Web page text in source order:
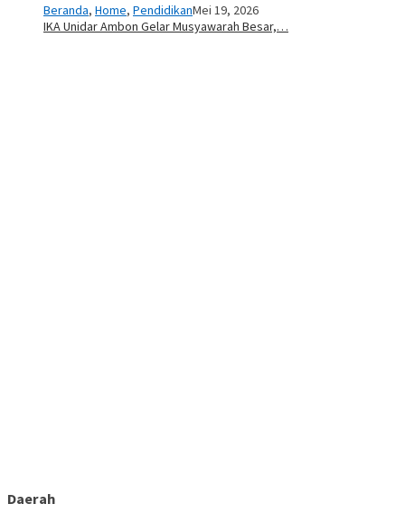
Beranda, Home, PendidikanMei 19, 2026
IKA Unidar Ambon Gelar Musyawarah Besar,…
Daerah